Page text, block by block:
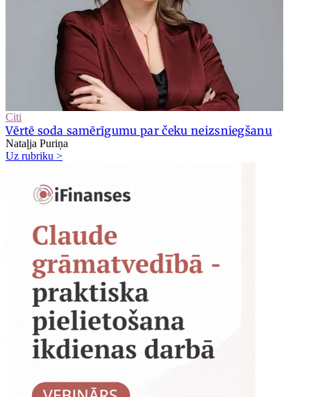
Citi
Vērtē soda samērīgumu par čeku neizsniegšanu
Nataļja Puriņa
Uz rubriku >